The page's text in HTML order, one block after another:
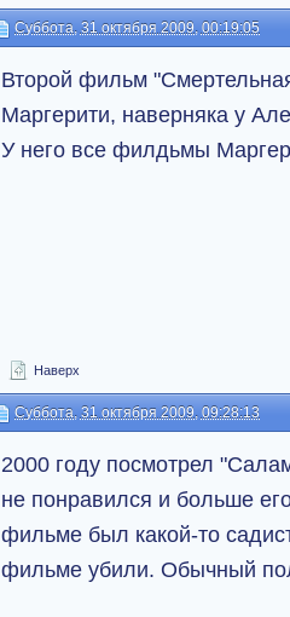
Суббота, 31 октября 2009, 00:19:05
Второй фильм
Маргерити, наверняка у
У него все филдьмы
Наверх
Суббота, 31 октября 2009, 09:28:13
2000 году посмотрел
не понравился и больше
фильме был какой-то
фильме убили. Обычный